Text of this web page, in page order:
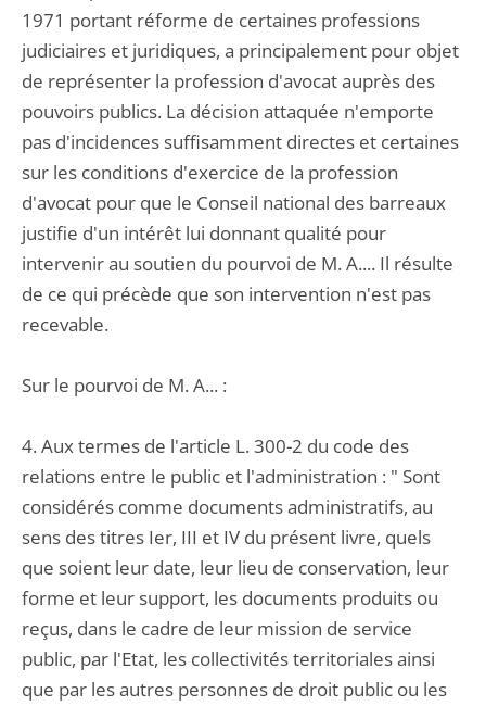
1971 portant réforme de certaines professions
judiciaires et juridiques, a principalement pour objet
de représenter la profession d'avocat auprès des
pouvoirs publics. La décision attaquée n'emporte
pas d'incidences suffisamment directes et certaines
sur les conditions d'exercice de la profession
d'avocat pour que le Conseil national des barreaux
justifie d'un intérêt lui donnant qualité pour
intervenir au soutien du pourvoi de M. A.... Il résulte
de ce qui précède que son intervention n'est pas
recevable.
Sur le pourvoi de M. A... :
4. Aux termes de l'article L. 300-2 du code des
relations entre le public et l'administration : " Sont
considérés comme documents administratifs, au
sens des titres Ier, III et IV du présent livre, quels
que soient leur date, leur lieu de conservation, leur
forme et leur support, les documents produits ou
reçus, dans le cadre de leur mission de service
public, par l'Etat, les collectivités territoriales ainsi
que par les autres personnes de droit public ou les